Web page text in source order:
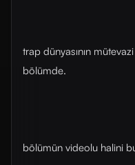
trap dünyasının
bölümde.
bölümün videolu halini